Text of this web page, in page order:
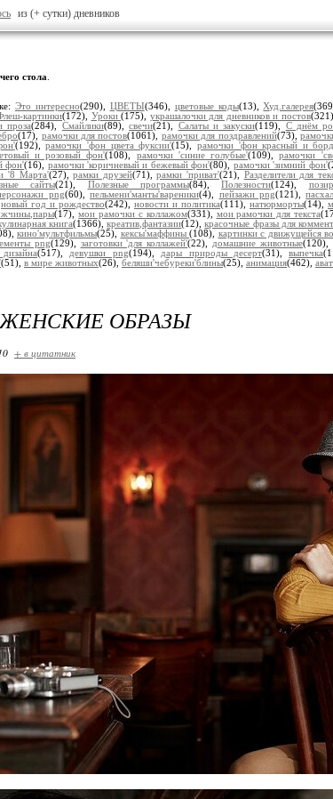
из (+ сутки) дневников
стола
Это интересно(290), ЦВЕТЫ(346), цветовые коды(13),Худ.галерея
картинки(172), Уроки (175), украшалочки для дневников и постов
проза(284), Смайлики(89),свечи(21), Салаты и закуски(119), С днём
(17), рамочки для постов(1061), рамочки для поздравлений(73),
(192),рамочки 'фон цвета фуксии'(15), рамочки 'фон красный и
и розовый фон'(108), рамочки 'синие голубые'(109),рамочки
фон'(16), рамочки 'коричневый и бежевый фон'(80), рамочки 'зимний фон'
'8 Марта'(27),рамки друзей(71),рамки 'приват'(21), Разделители для
сайты(21), Полезные программы(84),Полезности(124),
png(60),пельмени'манты'вареники(4), пейзажи png(121),
новый год и рождество(242), новости и политика(111), натюрморты(14),
(17),мои рамочки с коллажом(331), мои рамочки для текста
книга(1366),креатив,фантазии(12),красочные фразы для
кино'мультфильмы(25), кексы'маффины (108), картинки с движущейся
png(129), заготовки 'для коллажей'(22), домашние животные(120),
(517), девушки png(194), дары природы десерт(31),выпечка
(51), в мире животных(26), беляши'чебуреки'блины(25), анимация(462),
ОБРАЗЫ
+ в цитатник